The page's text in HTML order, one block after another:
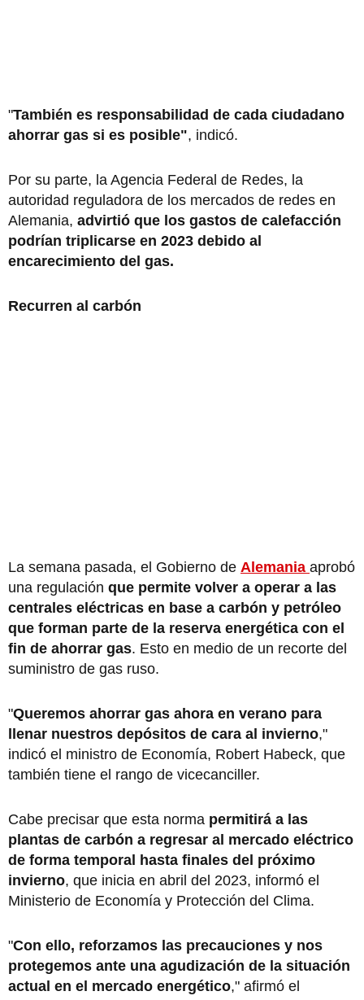
"También es responsabilidad de cada ciudadano
ahorrar gas si es posible", indicó.
Por su parte, la Agencia Federal de Redes, la
autoridad reguladora de los mercados de redes en
Alemania, advirtió que los gastos de calefacción
podrían triplicarse en 2023 debido al
encarecimiento del gas.
Recurren al carbón
La semana pasada, el Gobierno de Alemania aprobó
una regulación que permite volver a operar a las
centrales eléctricas en base a carbón y petróleo
que forman parte de la reserva energética con el
fin de ahorrar gas. Esto en medio de un recorte del
suministro de gas ruso.
"Queremos ahorrar gas ahora en verano para
llenar nuestros depósitos de cara al invierno,"
indicó el ministro de Economía, Robert Habeck, que
también tiene el rango de vicecanciller.
Cabe precisar que esta norma permitirá a las
plantas de carbón a regresar al mercado eléctrico
de forma temporal hasta finales del próximo
invierno, que inicia en abril del 2023, informó el
Ministerio de Economía y Protección del Clima.
"Con ello, reforzamos las precauciones y nos
protegemos ante una agudización de la situación
actual en el mercado energético," afirmó el